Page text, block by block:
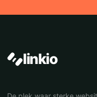
linkio